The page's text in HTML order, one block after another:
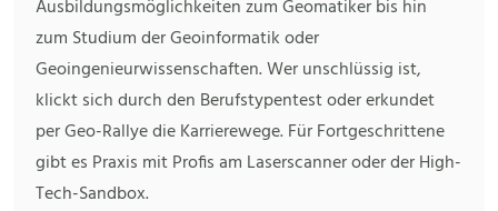
Ausbildungsmöglichkeiten zum Geomatiker bis hin
zum Studium der Geoinformatik oder
Geoingenieurwissenschaften. Wer unschlüssig ist,
klickt sich durch den Berufstypentest oder erkundet
per Geo-Rallye die Karrierewege. Für Fortgeschrittene
gibt es Praxis mit Profis am Laserscanner oder der High-
Tech-Sandbox.